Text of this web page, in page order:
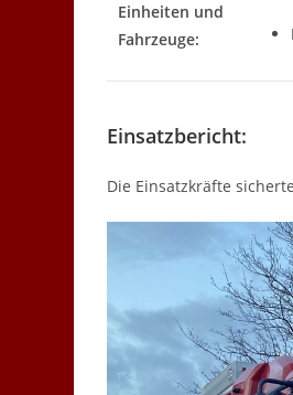
Einheiten und
Fahrzeuge:
Einsatzbericht:
Die Einsatzkräfte